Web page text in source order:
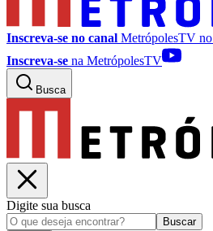
Inscreva-se no canal MetrópolesTV no
Inscreva-se na MetrópolesTV
Busca
Digite sua busca
Buscar